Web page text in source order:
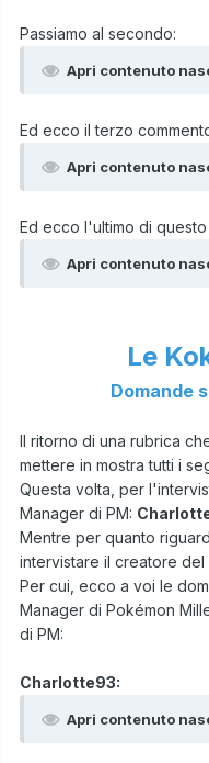
Passiamo al secondo:
Apri contenuto
Ed ecco il terzo
Apri contenuto
Ed ecco l'ultimo di questo
Apri contenuto
Le
Domande
Il ritorno di una rubrica
mettere in mostra tutti i
Questa volta, per
Manager di PM:
Mentre per quanto
intervistare il creatore del
Per cui, ecco a voi le
Manager di Pokémon
di PM:
Charlotte93:
Apri contenuto